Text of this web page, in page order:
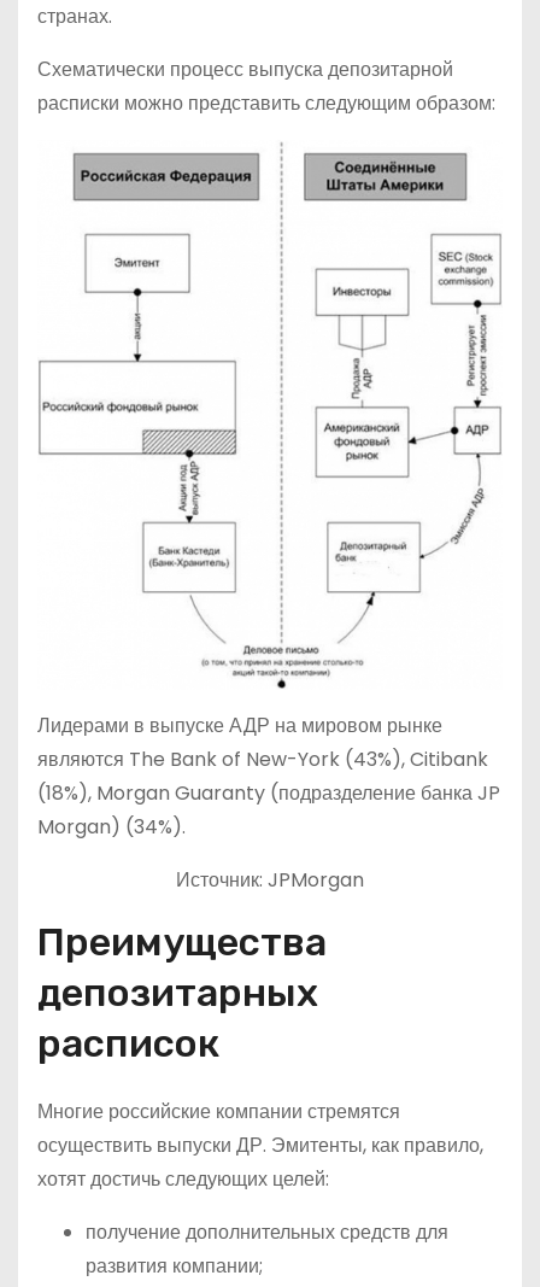
странах.
Схематически процесс выпуска депозитарной
расписки можно представить следующим образом:
Лидерами в выпуске АДР на мировом рынке
являются The Bank of New-York (43%), Citibank
(18%), Morgan Guaranty (подразделение банка JP
Morgan) (34%).
Источник: JPMorgan
Преимущества
депозитарных
расписок
Многие российские компании стремятся
осуществить выпуски ДР. Эмитенты, как правило,
хотят достичь следующих целей:
получение дополнительных средств для
развития компании;